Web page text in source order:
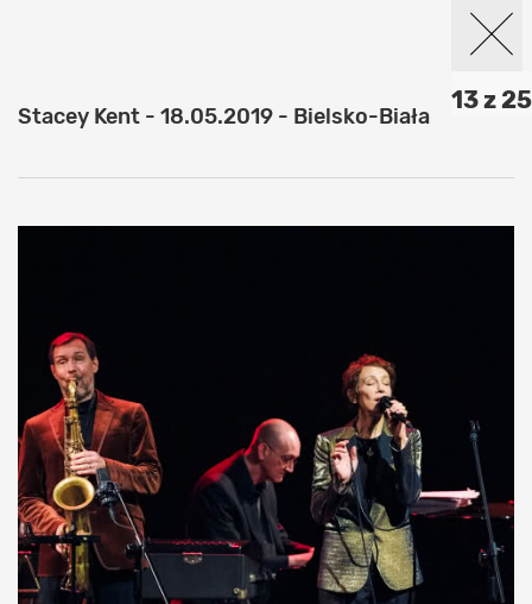
13 z 25
Stacey Kent - 18.05.2019 - Bielsko-Biała